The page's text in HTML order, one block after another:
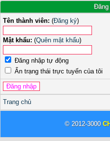
Đăng
Tên thành viên: (Đăng ký)
Mật khẩu: (Quên mật khẩu)
Đăng nhập tự động
Ẩn trạng thái trực tuyến của tôi
Trang chủ
© 2012-3000